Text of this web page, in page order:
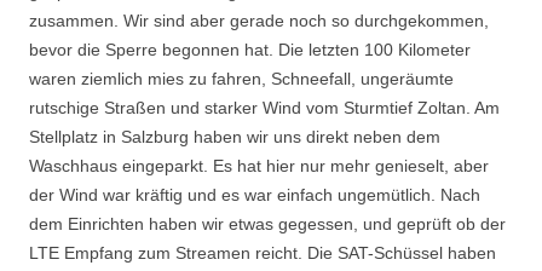
zusammen. Wir sind aber gerade noch so durchgekommen,
bevor die Sperre begonnen hat. Die letzten 100 Kilometer
waren ziemlich mies zu fahren, Schneefall, ungeräumte
rutschige Straßen und starker Wind vom Sturmtief Zoltan. Am
Stellplatz in Salzburg haben wir uns direkt neben dem
Waschhaus eingeparkt. Es hat hier nur mehr genieselt, aber
der Wind war kräftig und es war einfach ungemütlich. Nach
dem Einrichten haben wir etwas gegessen, und geprüft ob der
LTE Empfang zum Streamen reicht. Die SAT-Schüssel haben